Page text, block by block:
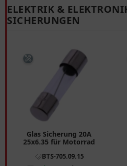
ELEKTRIK &
SICHERUNGEN
Glas Sicherung 20A
25x6.35 für Motorrad
BTS-705.09.15